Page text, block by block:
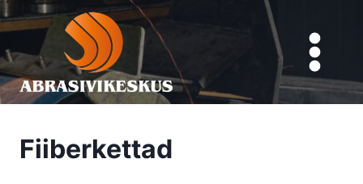
Skip
to
content
Fiiberkettad